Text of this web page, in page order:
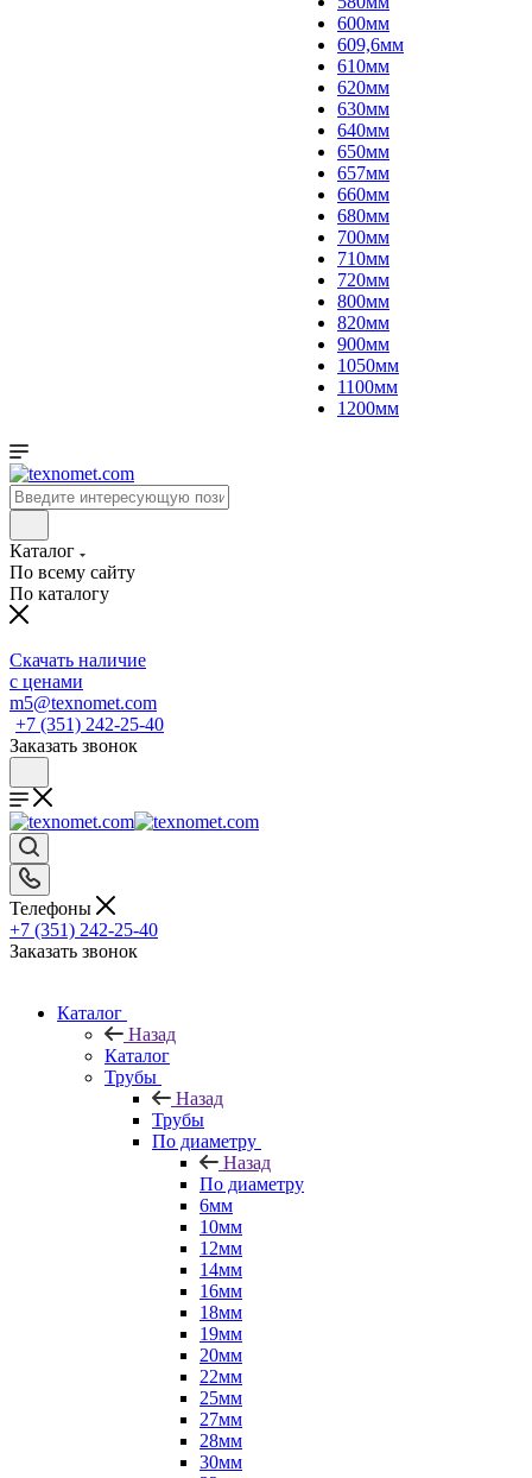
600мм
609,6мм
610мм
620мм
630мм
640мм
650мм
657мм
660мм
680мм
700мм
710мм
720мм
800мм
820мм
900мм
1050мм
1100мм
1200мм
Каталог
По всему сайту
По каталогу
Скачать наличие
с ценами
m5@texnomet.com
+7 (351) 242-25-40
Заказать звонок
Телефоны
+7 (351) 242-25-40
Заказать звонок
Каталог
Назад
Каталог
Трубы
Назад
Трубы
По диаметру
Назад
По диаметру
6мм
10мм
12мм
14мм
16мм
18мм
19мм
20мм
22мм
25мм
27мм
28мм
30мм